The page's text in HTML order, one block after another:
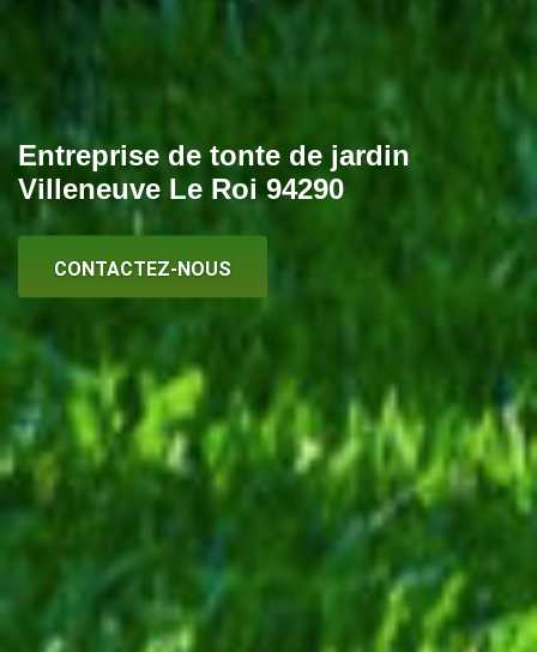
Entreprise de tonte de jardin
Villeneuve Le Roi 94290
CONTACTEZ-NOUS